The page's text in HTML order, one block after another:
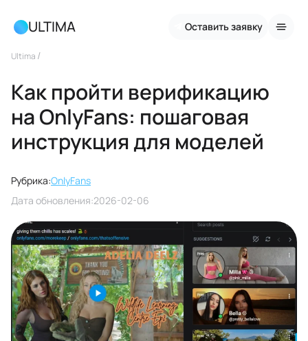
ULTIMA Оставить заявку
Ultima /
Как пройти верификацию
на OnlyFans: пошаговая
инструкция для моделей
Рубрика:OnlyFans
Дата обновления:2026-02-06